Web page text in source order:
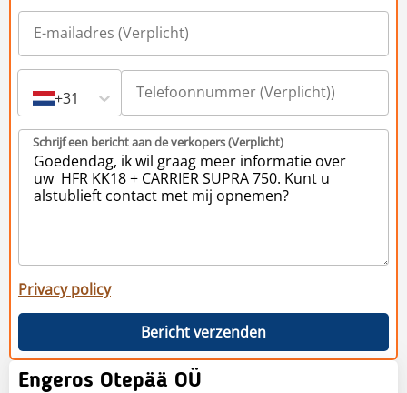
+31
Schrijf een bericht aan de verkopers (Verplicht)
Privacy policy
Bericht verzenden
Engeros Otepää OÜ